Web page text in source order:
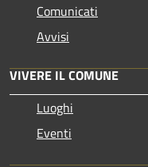
Comunicati
Avvisi
VIVERE IL COMUNE
Luoghi
Eventi